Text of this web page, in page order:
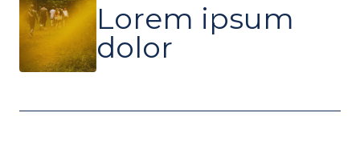
Lorem ipsum
dolor